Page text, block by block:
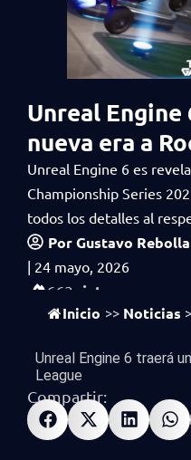
Unreal Engine
nueva era a
Unreal Engine 6 es
Championship Series
todos los detalles al
PorGustavo
| 24 mayo, 2026
663 vistas
Inicio >> Noticias
Unreal Engine 6 traerá
League
Compartir: